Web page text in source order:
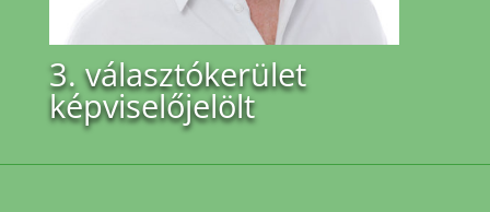
3. választókerület
képviselőjelölt